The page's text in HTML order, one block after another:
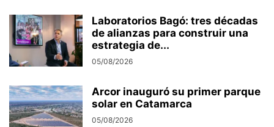
Laboratorios Bagó: tres décadas
de alianzas para construir una
estrategia de...
05/08/2026
Arcor inauguró su primer parque
solar en Catamarca
05/08/2026